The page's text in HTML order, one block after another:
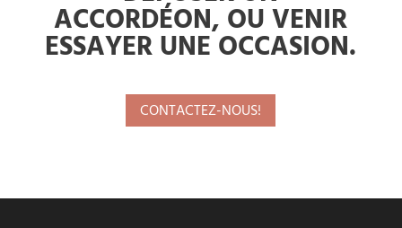
ACCORDÉON, OU VENIR
ESSAYER UNE OCCASION.
CONTACTEZ-NOUS!